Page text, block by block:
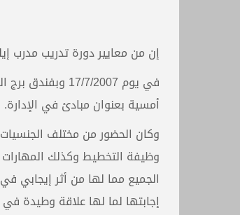
إن من معايير دورة تدريب مدرب
أمسية بعنوان مبادئ في الإدارة.
وكان الحضور من مختلف
وظيفة التخطيط وكذلك المهارات
الجميع مما لها من أثر إيجابي
إجابتها لما لها علاقة وطيدة